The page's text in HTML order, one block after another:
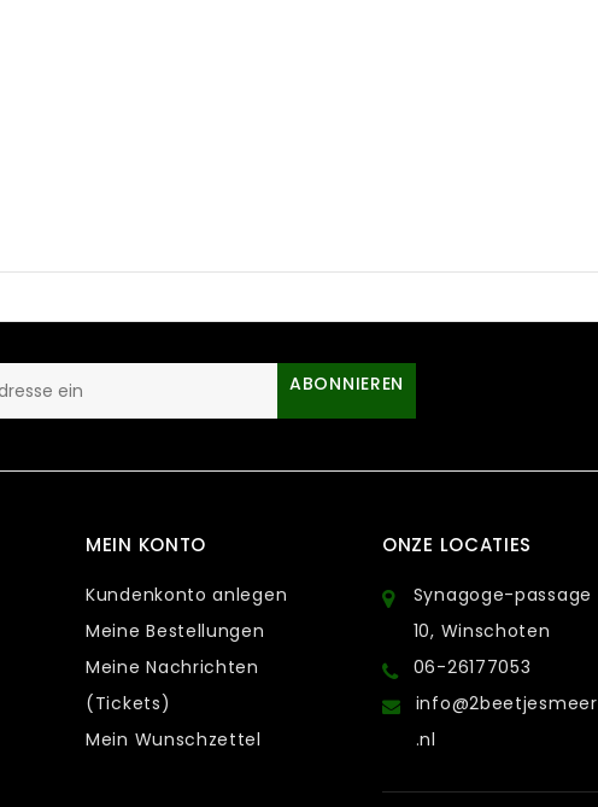
ABONNIEREN
MEIN KONTO
Kundenkonto anlegen
Meine Bestellungen
Meine Nachrichten
(Tickets)
Mein Wunschzettel
ONZE LOCATIES
Synagoge-passage
10, Winschoten
06-26177053
info@2beetjesmeer
.nl